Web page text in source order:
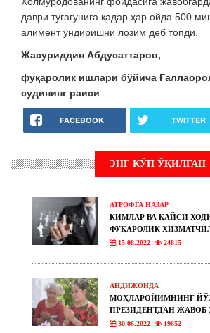
даври тугагунига қадар ҳар ойда 500
алимент ундиришни лозим деб топди.
Жасуриддин Абдусаттаров,
фуқаролик ишлари бўйича
судининг раиси
FACEBOOK TWITTER
ЭНГ КЎП ЎҚИЛГАН
АТРОФГА НАЗАР
КИМЛАР ВА ҚАЙСИ
ФУҚАРОЛИК
15.08.2022 24815
АНДИЖОНДА
МОҲЛАРОЙИМНИНГ
ПРЕЗИДЕНТДАН ЖАВОБ
30.06.2022 19652